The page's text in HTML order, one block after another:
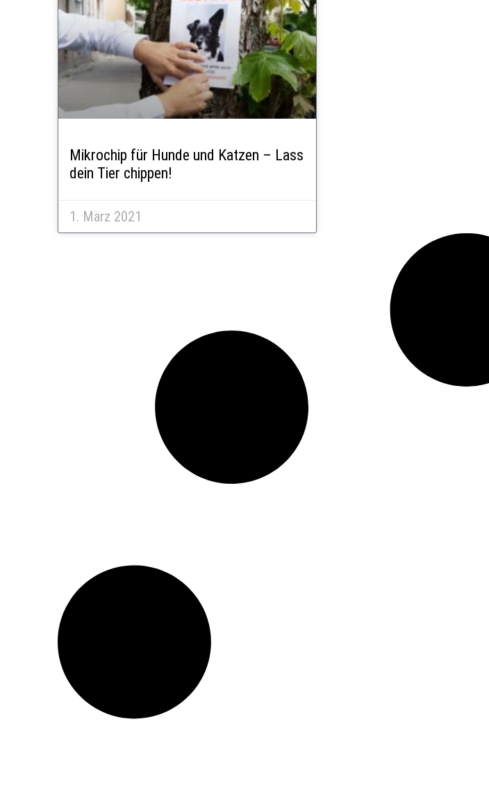
Mikrochip für Hunde und Katzen – Lass
dein Tier chippen!
1. März 2021